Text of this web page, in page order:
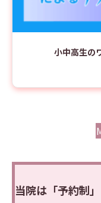
小中高生の
当院は「予約制」